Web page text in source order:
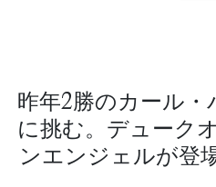
昨年2勝のカール
に挑む。デューク
ンエンジェルが登